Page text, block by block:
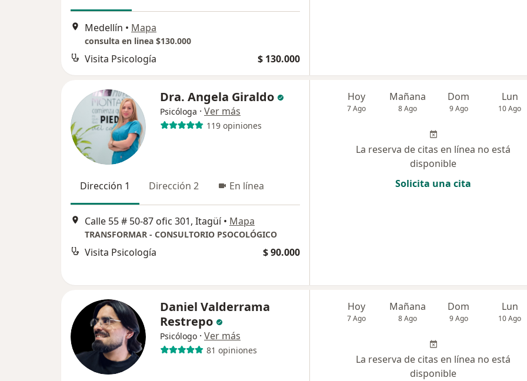
Medellín • Mapa
consulta en linea $130.000
Visita Psicología $ 130.000
Dra. Angela Giraldo
Psicóloga · Ver más
119 opiniones
Dirección 1 Dirección 2 En línea
Calle 55 # 50-87 ofic 301, Itagüí • Mapa
TRANSFORMAR - CONSULTORIO PSOCOLÓGICO
Visita Psicología $ 90.000
Hoy
7 Ago
Mañana
8 Ago
Dom
9 Ago
Lun
10 Ago
La reserva de citas en línea no está
disponible
Solicita una cita
Daniel Valderrama
Restrepo
Psicólogo · Ver más
81 opiniones
Hoy
7 Ago
Mañana
8 Ago
Dom
9 Ago
Lun
10 Ago
La reserva de citas en línea no está
disponible